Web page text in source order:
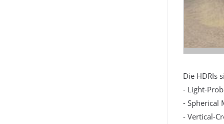
Die HDRIs
- Light-
- Spherical
- Vertical-